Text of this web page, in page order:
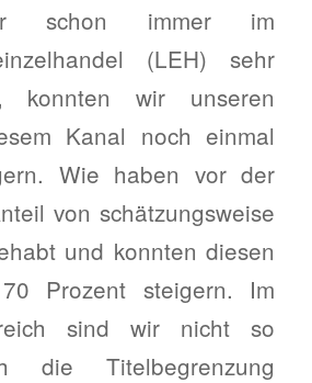
schon immer im
(LEH) sehr
konnten wir unseren
Kanal noch einmal
Wie haben vor der
von schätzungsweise
und konnten diesen
Prozent steigern. Im
sind wir nicht so
die Titelbegrenzung